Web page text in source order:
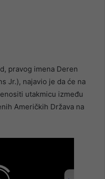
pravog imena Deren
Jr.), najavio je da će na
utakmicu između
Američkih Država na